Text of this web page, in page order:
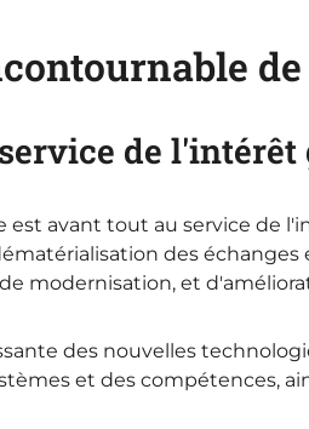
de l'intérêt
est avant tout au service de
des
modernisation, et
des nouvelles
et des compétences,